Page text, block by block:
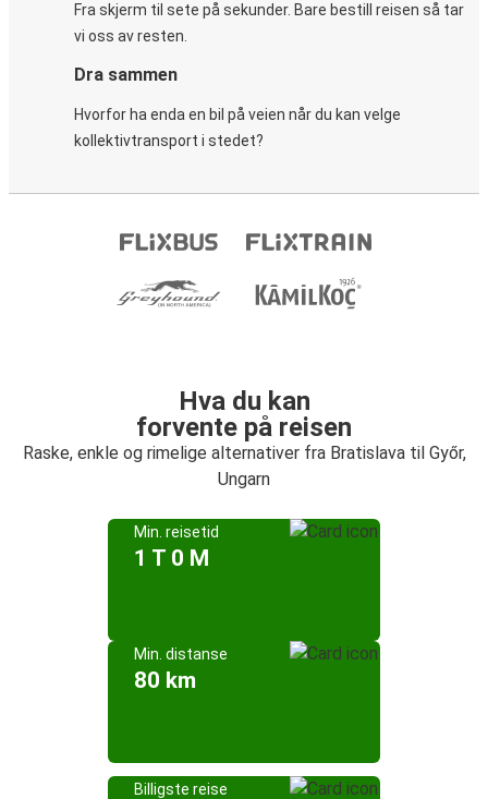
Fra skjerm til sete på sekunder. Bare bestill reisen så tar
vi oss av resten.
Dra sammen
Hvorfor ha enda en bil på veien når du kan velge
kollektivtransport i stedet?
Hva du kan
forvente på reisen
Raske, enkle og rimelige alternativer fra Bratislava til Győr,
Ungarn
Min. reisetid
1 T 0 M
Min. distanse
80 km
Billigste reise